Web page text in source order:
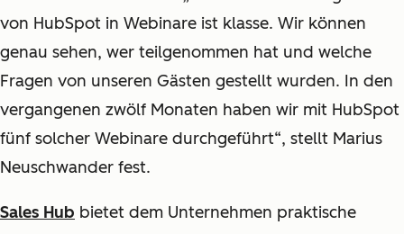
von HubSpot in Webinare ist klasse. Wir können
genau sehen, wer teilgenommen hat und welche
Fragen von unseren Gästen gestellt wurden. In den
vergangenen zwölf Monaten haben wir mit HubSpot
fünf solcher Webinare durchgeführt“, stellt Marius
Neuschwander fest.
Sales Hub bietet dem Unternehmen praktische